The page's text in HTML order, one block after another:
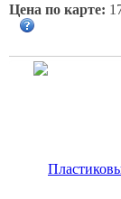
Цена по карте: